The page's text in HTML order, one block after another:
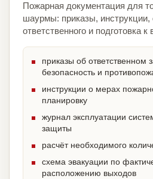
Пожарная документация для
шаурмы: приказы, инструкции,
ответственного и подготовка к
приказы об ответственном
безопасность и
инструкции о мерах
планировку
журнал эксплуатации
защиты
расчёт необходимого
схема эвакуации по
расположению выходов